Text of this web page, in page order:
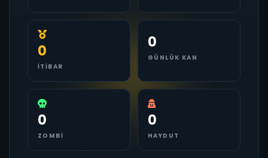
0
İTIBAR
0
GÜNLÜK KAN
0
ZOMBI
0
HAYDUT